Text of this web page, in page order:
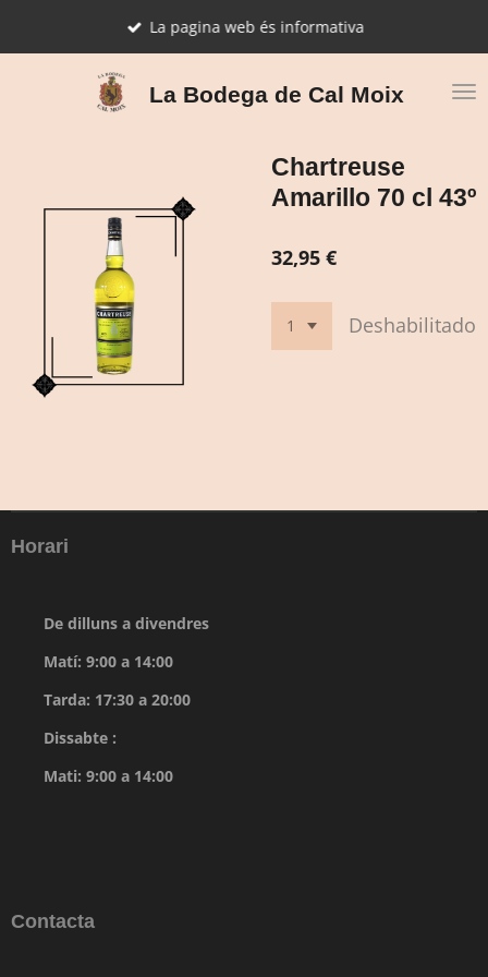
La Bodega de Cal Moix
La pagina web és informativa
Chartreuse
Amarillo 70 cl 43º
32,95 €
Deshabilitado
Horari
De dilluns a divendres
Matí: 9:00 a 14:00
Tarda: 17:30 a 20:00
Dissabte :
Mati: 9:00 a 14:00
Contacta